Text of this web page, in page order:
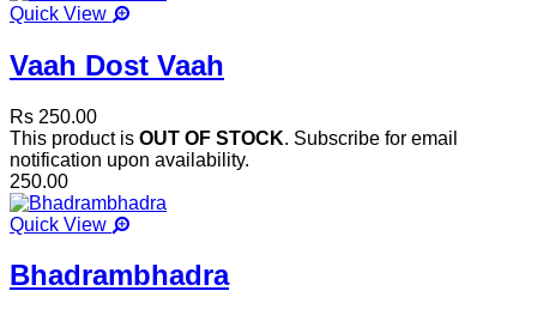
Quick View
Vaah Dost Vaah
Rs 250.00
This product is OUT OF STOCK. Subscribe for email
notification upon availability.
250.00
Quick View
Bhadrambhadra